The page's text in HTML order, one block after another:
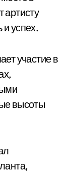
артисту
и успех.
участие в
высоты